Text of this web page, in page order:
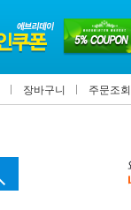
장바구니 주문조회